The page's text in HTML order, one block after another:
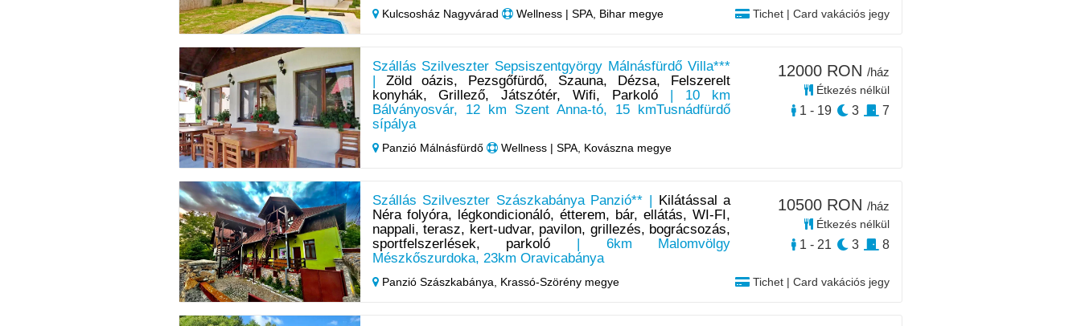
Kulcsosház Nagyvárad Wellness | SPA, Bihar megye Tichet | Card vakációs jegy
Szállás Szilveszter Sepsiszentgyörgy Málnásfürdő Villa***
Zöld oázis, Pezsgőfürdő, Szauna, Dézsa, Felszerelt
konyhák, Grillező, Játszótér, Wifi, Parkoló | 10 km
Bálványosvár, 12 km Szent Anna-tó, 15 kmTusnádfürdő
sípálya
Panzió Málnásfürdő Wellness | SPA, Kovászna megye
12000 RON /ház
Étkezés nélkül
1 - 19 3 7
Szállás Szilveszter Szászkabánya Panzió** |
Kilátással a
Néra folyóra, légkondicionáló, étterem, bár, ellátás, WI-FI,
nappali, terasz, kert-udvar, pavilon, grillezés, bográcsozás,
sportfelszerlések, parkoló | 6km Malomvölgy
Mészkőszurdoka, 23km Oravicabánya
Panzió Szászkabánya, Krassó-Szörény megye Tichet | Card vakációs jegy
10500 RON /ház
Étkezés nélkül
1 - 21 3 8